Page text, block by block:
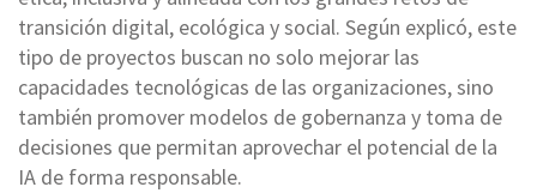
transición digital, ecológica y social. Según explicó, este
tipo de proyectos buscan no solo mejorar las
capacidades tecnológicas de las organizaciones, sino
también promover modelos de gobernanza y toma de
decisiones que permitan aprovechar el potencial de la
IA de forma responsable.